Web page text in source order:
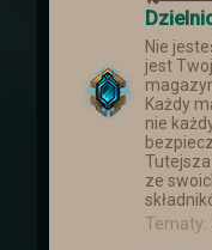
Nie
jest
Każdy
nie
ze
Tematy: